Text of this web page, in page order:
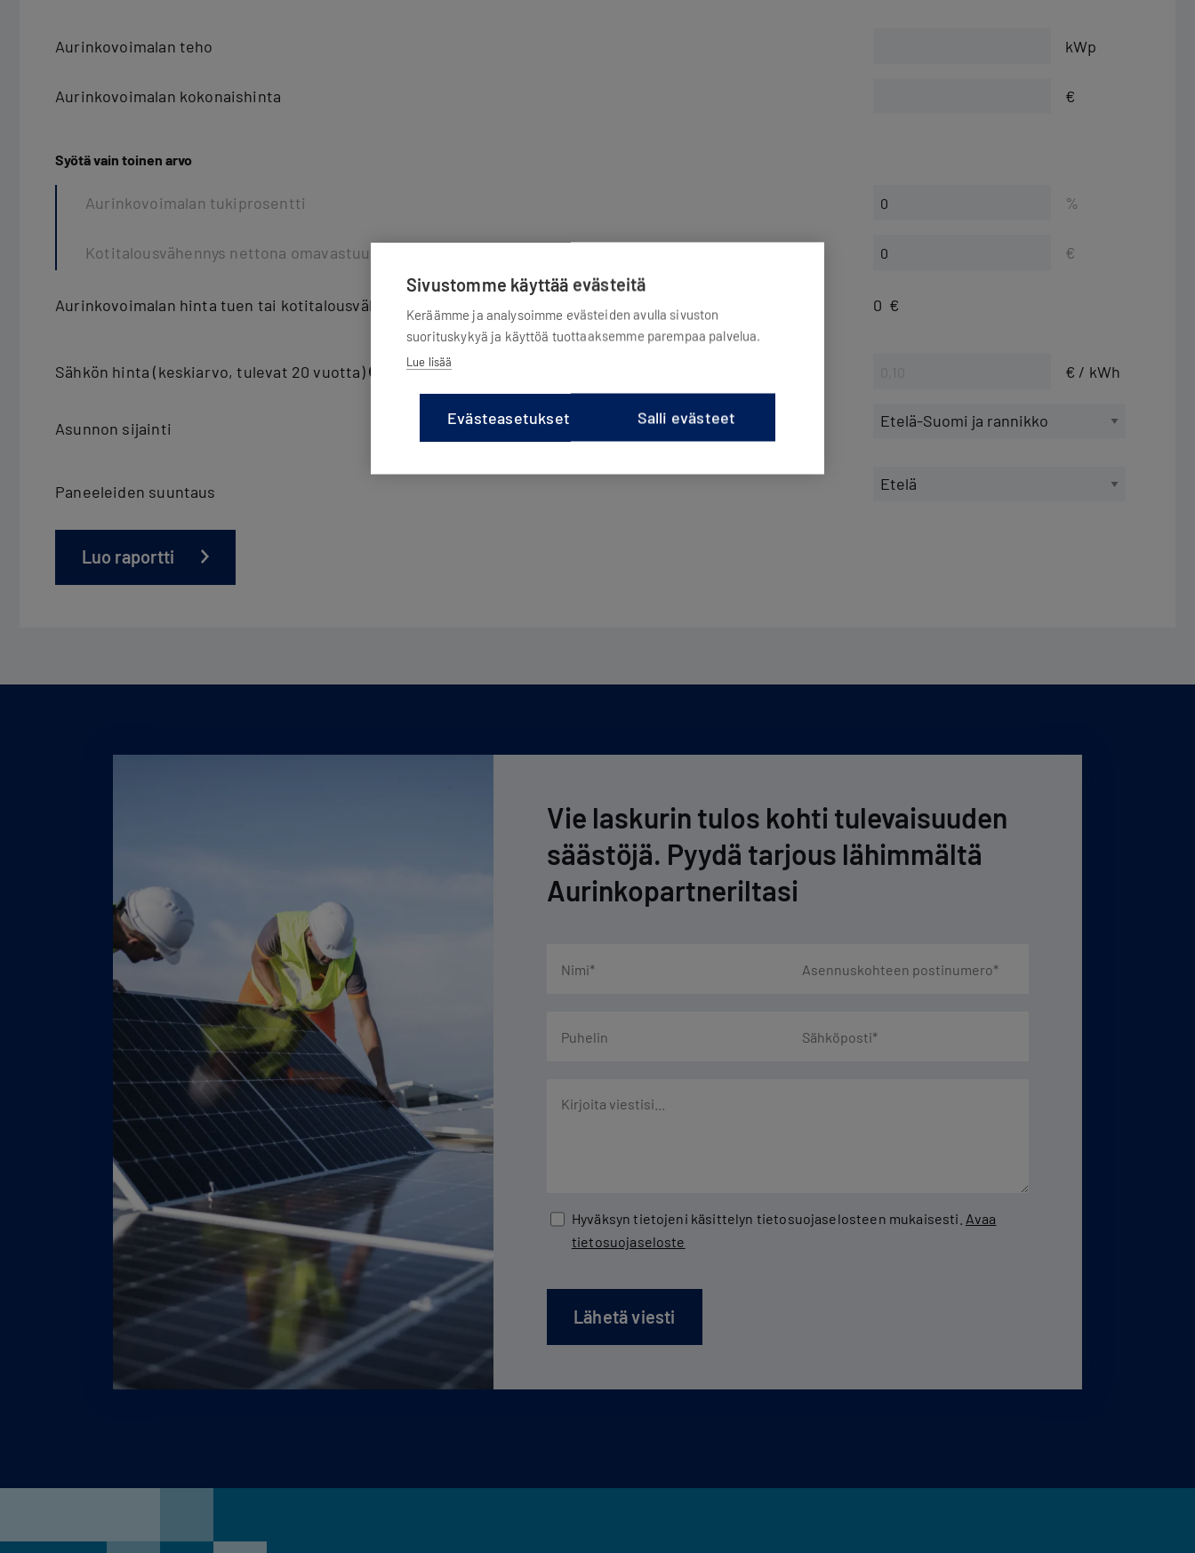
Aurinkovoimalan teho kWp
Aurinkovoimalan kokonaishinta €
Syötä vain toinen arvo
Aurinkovoimalan tukiprosentti %
Kotitalousvähennys nettona omavastuun jälkeen €
Aurinkovoimalan hinta tuen tai kotitalousväh. jälkeen 0 €
Sähkön hinta (keskiarvo, tulevat 20 vuotta) € / kWh
Asunnon sijainti
Paneeleiden suuntaus
Luo raportti
Vie laskurin tulos kohti tulevaisuuden
säästöjä. Pyydä tarjous lähimmältä
Aurinkopartneriltasi
Hyväksyn tietojeni käsittelyn tietosuojaselosteen mukaisesti. Avaa
tietosuojaseloste
Sivustomme käyttää evästeitä
Keräämme ja analysoimme evästeiden avulla sivuston
suorituskykyä ja käyttöä tuottaaksemme parempaa palvelua.
Lue lisää
Evästeasetukset Salli evästeet